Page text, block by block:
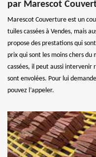
par Marescot
Marescot Couverture est un
tuiles cassées à Vendes, mais
propose des prestations qui
prix qui sont les moins chers
cassées, il peut aussi intervenir
sont envolées. Pour lui
pouvez l’appeler.